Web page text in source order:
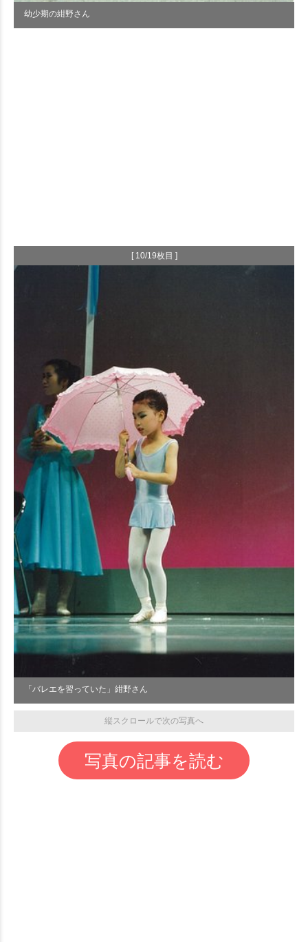
幼少期の紺野さん
[ 10/19枚目 ]
「バレエを習っていた」紺野さん
縦スクロールで次の写真へ
写真の記事を読む